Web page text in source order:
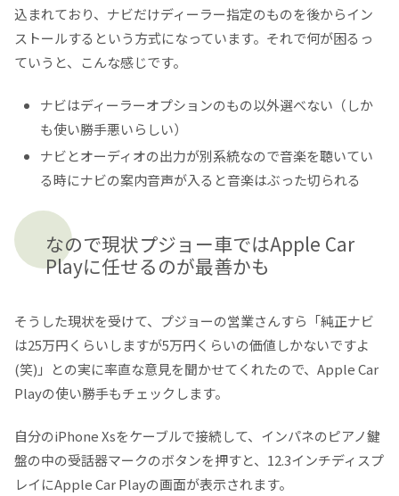
込まれており、ナビだけディーラー指定のものを後からイン
ストールするという方式になっています。それで何が困るっ
ていうと、こんな感じです。
ナビはディーラーオプションのもの以外選べない（しか
も使い勝手悪いらしい）
ナビとオーディオの出力が別系統なので音楽を聴いてい
る時にナビの案内音声が入ると音楽はぶった切られる
なので現状プジョー車ではApple Car
Playに任せるのが最善かも
そうした現状を受けて、プジョーの営業さんすら「純正ナビ
は25万円くらいしますが5万円くらいの価値しかないですよ
(笑)」との実に率直な意見を聞かせてくれたので、Apple Car
Playの使い勝手もチェックします。
自分のiPhone Xsをケーブルで接続して、インパネのピアノ鍵
盤の中の受話器マークのボタンを押すと、12.3インチディスプ
レイにApple Car Playの画面が表示されます。